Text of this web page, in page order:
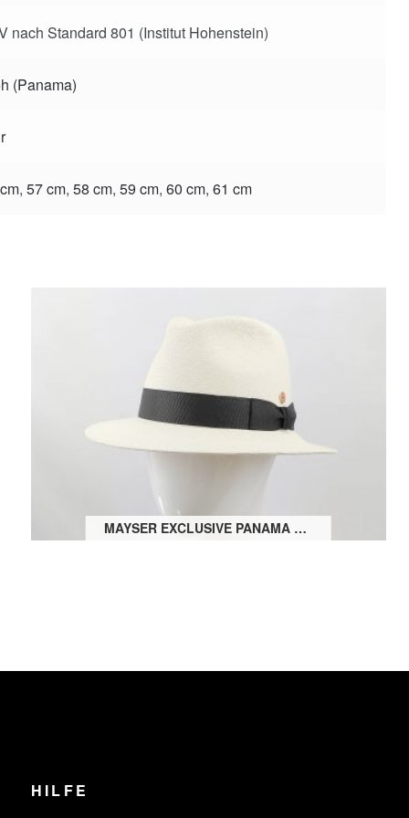
nach Standard 801 (Institut Hohenstein)
(Panama)
,57 cm,58 cm,59 cm,60 cm,61 cm
MAYSER EXCLUSIVE PANAMA BOGART WILLIAM
HILFE